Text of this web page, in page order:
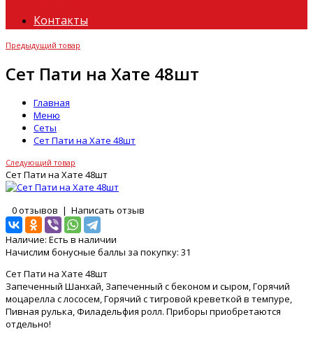
Контакты
Предыдущий товар
Сет Пати на Хате 48шт
Главная
Меню
Сеты
Сет Пати на Хате 48шт
Следующий товар
Сет Пати на Хате 48шт
0 отзывов | Написать отзыв
Наличие: Есть в наличии
Начислим бонусные баллы за покупку: 31
Сет Пати на Хате 48шт
Запеченный Шанхай, Запеченный с беконом и сыром, Горячий
моцарелла с лососем, Горячий с тигровой креветкой в темпуре,
Пивная рулька, Филадельфия ролл. Приборы приобретаются
отдельно!